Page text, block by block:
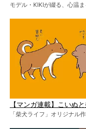
モデル・KIKIが綴る、心温ま
【マンガ連載】こいぬ
「柴犬ライフ」オリジナル作